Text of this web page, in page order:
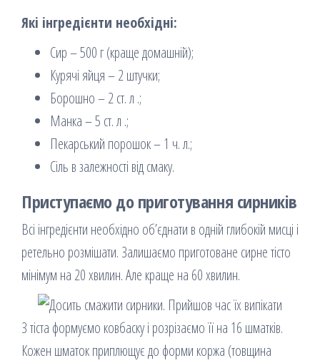
Які інгредієнти необхідні:
Сир – 500 г (краще домашній);
Курячі яйця – 2 штучки;
Борошно – 2 ст. л .;
Манка – 5 ст. л .;
Пекарський порошок – 1 ч. л.;
Сіль в залежності від смаку.
Приступаємо до приготування сирників
Всі інгредієнти необхідно об’єднати в одній глибокій мисці і
ретельно розмішати. Залишаємо приготоване сирне тісто
мінімум на 20 хвилин. Але краще на 60 хвилин.
З тіста формуємо ковбаску і розрізаємо її на 16 шматків.
Кожен шматок приплющує до форми коржа (товщина